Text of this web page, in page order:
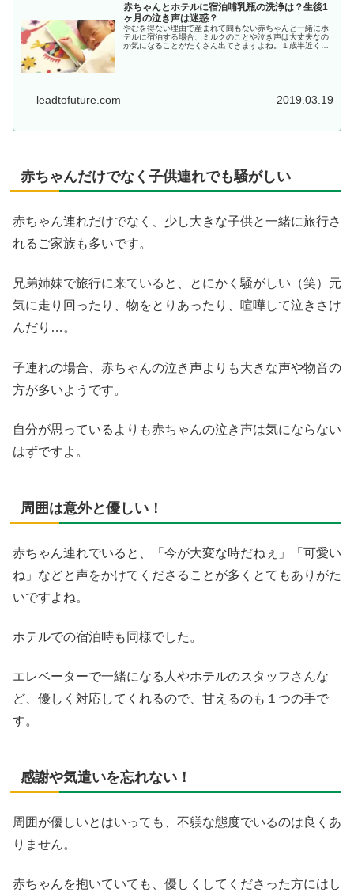
赤ちゃんとホテルに宿泊哺乳瓶の洗浄は？生後1
ヶ月の泣き声は迷惑？
やむを得ない理由で産まれて間もない赤ちゃんと一緒にホ
テルに宿泊する場合、ミルクのことや泣き声は大丈夫なの
か気になることがたくさん出てきますよね。１歳半近くの
leadtofuture.com 2019.03.19
赤ちゃんだけでなく子供連れでも騒がしい
赤ちゃん連れだけでなく、少し大きな子供と一緒に旅行さ
れるご家族も多いです。
兄弟姉妹で旅行に来ていると、とにかく騒がしい（笑）元
気に走り回ったり、物をとりあったり、喧嘩して泣きさけ
んだり…。
子連れの場合、赤ちゃんの泣き声よりも大きな声や物音の
方が多いようです。
自分が思っているよりも赤ちゃんの泣き声は気にならない
はずですよ。
周囲は意外と優しい！
赤ちゃん連れでいると、「今が大変な時だねぇ」「可愛い
ね」などと声をかけてくださることが多くとてもありがた
いですよね。
ホテルでの宿泊時も同様でした。
エレベーターで一緒になる人やホテルのスタッフさんな
ど、優しく対応してくれるので、甘えるのも１つの手で
す。
感謝や気遣いを忘れない！
周囲が優しいとはいっても、不躾な態度でいるのは良くあ
りません。
赤ちゃんを抱いていても、優しくしてくださった方にはし